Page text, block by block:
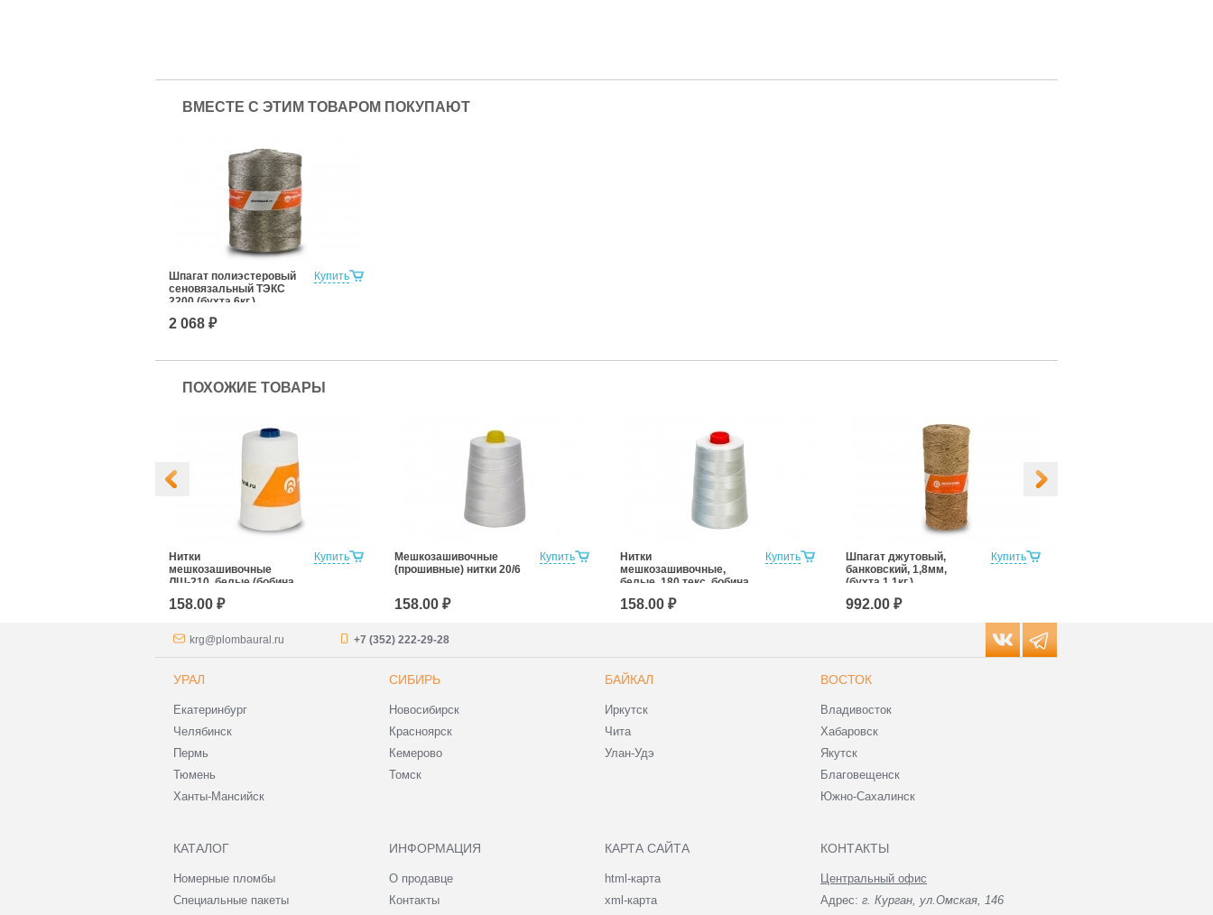
ВМЕСТЕ С ЭТИМ ТОВАРОМ ПОКУПАЮТ
Купить
Шпагат полиэстеровый
сеновязальный ТЭКС
2200 (бухта 6кг.)
2 068 ₽
ПОХОЖИЕ ТОВАРЫ
Купить
Нитки
мешкозашивочные
ЛШ-210, белые (бобина
158.00 ₽
Купить
Мешкозашивочные
(прошивные) нитки 20/6
158.00 ₽
Купить
Нитки
мешкозашивочные,
белые, 180 текс, бобина
158.00 ₽
Купить
Шпагат джутовый,
банковский, 1,8мм,
(бухта 1,1кг.)
992.00 ₽
krg@plombaural.ru +7 (352) 222-29-28
УРАЛ
Екатеринбург
Челябинск
Пермь
Тюмень
Ханты-Мансийск
СИБИРЬ
Новосибирск
Красноярск
Кемерово
Томск
БАЙКАЛ
Иркутск
Чита
Улан-Удэ
ВОСТОК
Владивосток
Хабаровск
Якутск
Благовещенск
Южно-Сахалинск
КАТАЛОГ
Номерные пломбы
Специальные пакеты
ИНФОРМАЦИЯ
О продавце
Контакты
КАРТА САЙТА
html-карта
xml-карта
КОНТАКТЫ
Центральный офис
Адрес: г. Курган, ул.Омская, 146